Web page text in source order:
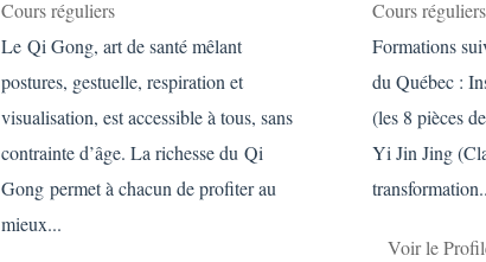
Cours réguliers
Le Qi Gong, art de santé mêlant
postures, gestuelle, respiration et
visualisation, est accessible à tous, sans
contrainte d’âge. La richesse du Qi
Gong permet à chacun de profiter au
mieux...
Cours réguliers
Formations
du Québec :
(les 8 pièces
Yi Jin Jing
Voir le